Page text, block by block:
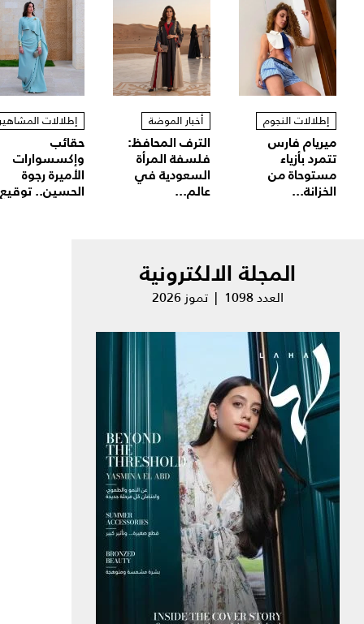
إطلالات النجوم
ميريام فارس
تتمرد بأزياء
مستوحاة من
الخزانة...
أخبار الموضة
الترف المحافظ:
فلسفة المرأة
السعودية في
عالم...
إطلالات
حقائب
وإكسسوارات
الأميرة رجوة
الحسين..
المجلة الالكترونية
العدد 1098 | تموز 2026